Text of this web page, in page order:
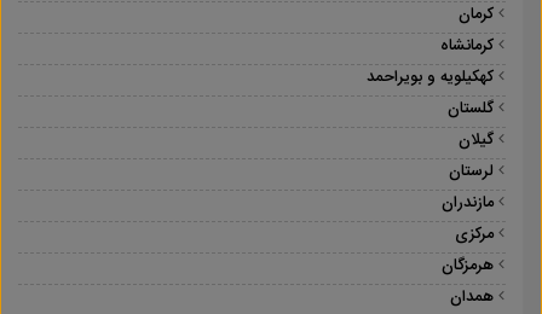
کرمان
کرمانشاه
کهکیلویه و بویراحمد
گلستان
گیلان
لرستان
مازندران
مرکزی
هرمزگان
همدان